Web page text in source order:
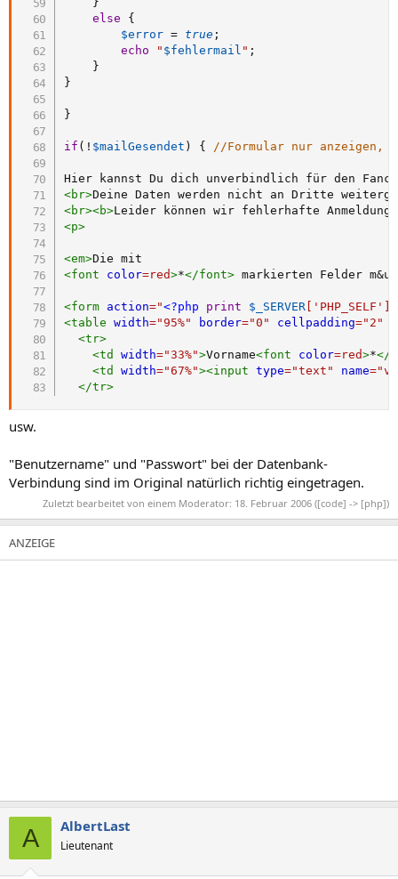
else
{
$error = true ;
echo
" $fehlermail " ;
}
}
}
if ( ! $mailGesendet ) { //Formular nur anzeigen,
<br>
<br><b>Leider können wir fehlerhafte
<p>
<em>
<font color=red>*</font> markierten Felder m
<form action="<?php print $_SERVER 'PHP_SELF'
<table width="95%" border="0 " cellpadding=" 2 "
<tr>
<td width="33%">Vorname<font color=red>*</
<td width="67%"><input type="text " name="
</tr>
usw.
"Benutzername" und "Passwort" bei der Datenbank-
Verbindung sind im Original natürlich richtig eingetragen.
Zuletzt bearbeitet von einem Moderator: 18. Februar 2006 ([code] -> [php])
A AlbertLast
Lieutenant